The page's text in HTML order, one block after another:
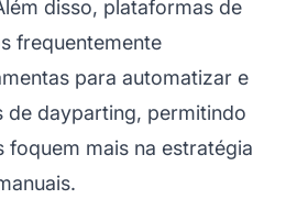
disso, plataformas de
frequentemente
para automatizar e
de dayparting, permitindo
foquem mais na estratégia